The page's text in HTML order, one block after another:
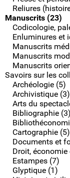
Reliures
Manuscrits (23)
Codicologie,
Enluminures et
Manuscrits
Manuscrits
Manuscrits
Savoirs sur les
Archéologie (5)
Archivistique (3)
Arts du
Bibliographie (3)
Cartographie (5)
Documents et
Droit,
Estampes (7)
Glyptique (1)